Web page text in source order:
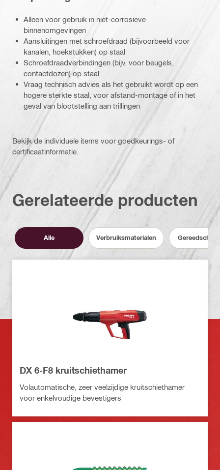
Alleen voor gebruik in niet-corrosieve
binnenomgevingen
Aansluitingen met schroefdraad (bijvoorbeeld voor
kanalen, hoekstukken) op staal
Schroefdraadverbindingen (bijv. voor beugels,
contactdozen) op staal
Vraag technisch advies als het gebruikt wordt op een
hogere sterkte staal, voor afstand-montage of in het
geval van blootstelling aan trillingen
Bekijk de individuele items voor goedkeurings- of
certificaatinformatie.
Gerelateerde producten
Alle Verbruiksmaterialen
DX 6-F8 kruitschiethamer
Volautomatische, zeer veelzijdige kruitschiethamer
voor enkelvoudige bevestigers